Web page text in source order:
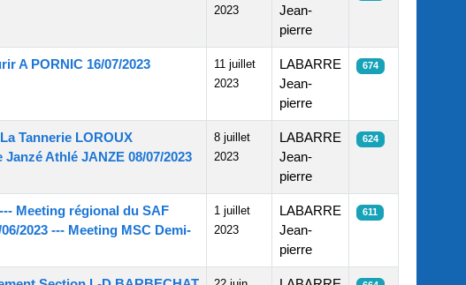
2023
Jean-
pierre
A PORNIC 16/07/2023
11 juillet
2023
LABARRE
Jean-
pierre
674
Tannerie LOROUX
Athlé JANZE 08/07/2023
8 juillet
2023
LABARRE
Jean-
pierre
624
Meeting régional du SAF
2023 --- Meeting MSC Demi-
1 juillet
2023
LABARRE
Jean-
pierre
611